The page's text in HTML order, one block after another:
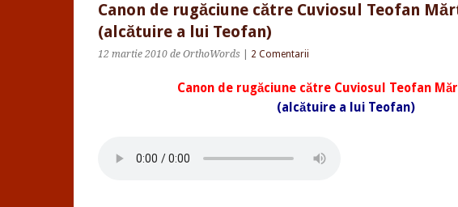
Canon de rugăciune către Cuviosul Teofan
(alcătuire a lui Teofan)
12 martie 2010 de OrthoWords 2 Comentarii
Canon de rugăciune către Cuviosul Teofan
(alcătuire a lui Teofan)